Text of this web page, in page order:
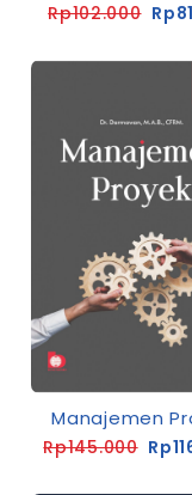
Rp102.000
Manajemen
Rp145.000